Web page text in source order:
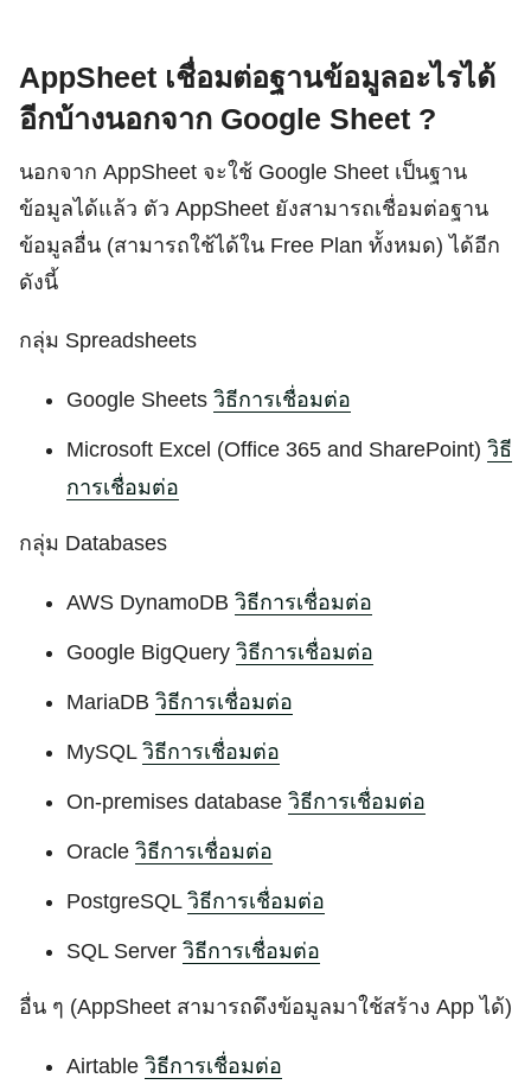
AppSheet เชื่อมต่อฐานข้อมูลอะไรได้
อีกบ้างนอกจาก Google Sheet ?
นอกจาก AppSheet จะใช้ Google Sheet เป็นฐาน
ข้อมูลได้แล้ว ตัว AppSheet ยังสามารถเชื่อมต่อฐาน
ข้อมูลอื่น (สามารถใช้ได้ใน Free Plan ทั้งหมด) ได้อีก
ดังนี้
กลุ่ม Spreadsheets
Google Sheets วิธีการเชื่อมต่อ
Microsoft Excel (Office 365 and SharePoint) วิธี
การเชื่อมต่อ
กลุ่ม Databases
AWS DynamoDB วิธีการเชื่อมต่อ
Google BigQuery วิธีการเชื่อมต่อ
MariaDB วิธีการเชื่อมต่อ
MySQL วิธีการเชื่อมต่อ
On-premises database วิธีการเชื่อมต่อ
Oracle วิธีการเชื่อมต่อ
PostgreSQL วิธีการเชื่อมต่อ
SQL Server วิธีการเชื่อมต่อ
อื่น ๆ (AppSheet สามารถดึงข้อมูลมาใช้สร้าง App ได้)
Airtable วิธีการเชื่อมต่อ